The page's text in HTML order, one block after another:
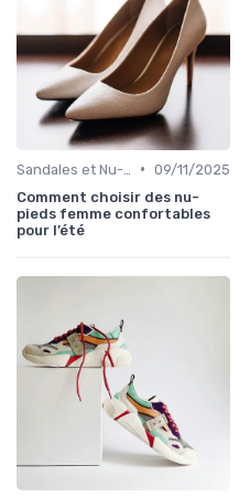
• 09/11/2025
Comment choisir des nu-
pieds femme confortables
pour l’été